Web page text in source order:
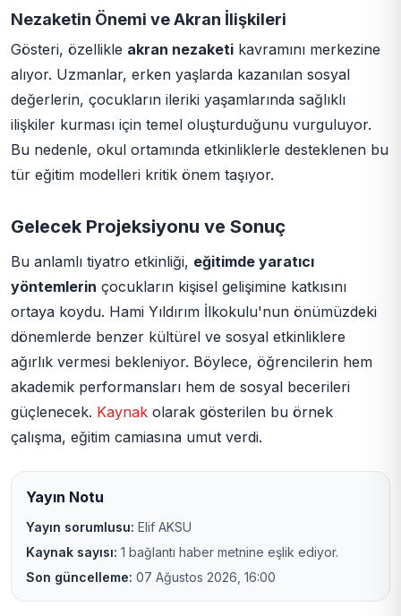
Nezaketin Önemi ve Akran İlişkileri
Gösteri, özellikle akran nezaketi kavramını merkezine
alıyor. Uzmanlar, erken yaşlarda kazanılan sosyal
değerlerin, çocukların ileriki yaşamlarında sağlıklı
ilişkiler kurması için temel oluşturduğunu vurguluyor.
Bu nedenle, okul ortamında etkinliklerle desteklenen bu
tür eğitim modelleri kritik önem taşıyor.
Gelecek Projeksiyonu ve Sonuç
Bu anlamlı tiyatro etkinliği, eğitimde yaratıcı
yöntemlerin çocukların kişisel gelişimine katkısını
ortaya koydu. Hami Yıldırım İlkokulu'nun önümüzdeki
dönemlerde benzer kültürel ve sosyal etkinliklere
ağırlık vermesi bekleniyor. Böylece, öğrencilerin hem
akademik performansları hem de sosyal becerileri
güçlenecek. Kaynak olarak gösterilen bu örnek
çalışma, eğitim camiasına umut verdi.
Yayın Notu
Yayın sorumlusu: Elif AKSU
Kaynak sayısı: 1 bağlantı haber metnine eşlik ediyor.
Son güncelleme: 07 Ağustos 2026, 16:00